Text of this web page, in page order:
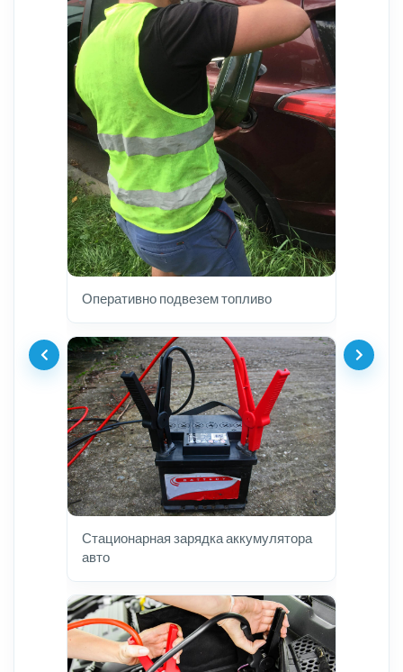
Оперативно подвезем топливо
Стационарная зарядка аккумулятора
авто